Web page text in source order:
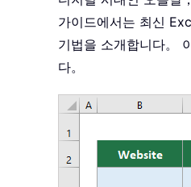
가이드에서는 최신
기법을 소개합니다。
다。